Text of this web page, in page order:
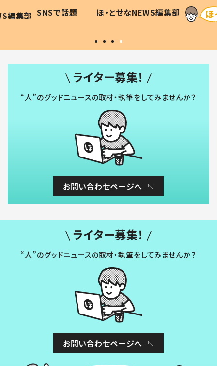
編集部
「涙が出ました」「可愛くて仕方な
い」
ほ・とせなNEWS編集部
ライター募集！
“人”のグッドニュースの取材・執筆をしてみませんか？
お問い合わせページへ
ライター募集！
“人”のグッドニュースの取材・執筆をしてみませんか？
お問い合わせページへ